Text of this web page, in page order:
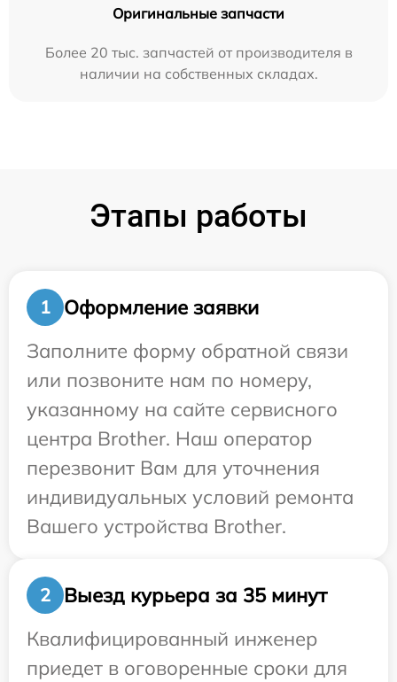
Оригинальные запчасти
Более 20 тыс. запчастей от производителя в
наличии на собственных складах.
Этапы работы
1
Оформление заявки
Заполните форму обратной связи
или позвоните нам по номеру,
указанному на сайте сервисного
центра Brother. Наш оператор
перезвонит Вам для уточнения
индивидуальных условий ремонта
Вашего устройства Brother.
2
Выезд курьера за 35 минут
Квалифицированный инженер
приедет в оговоренные сроки для